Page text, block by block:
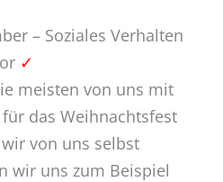
– Soziales Verhalten
✓
meisten von uns mit
das Weihnachtsfest
von uns selbst
wir uns zum Beispiel